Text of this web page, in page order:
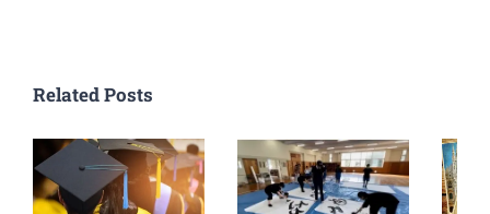
Related Posts